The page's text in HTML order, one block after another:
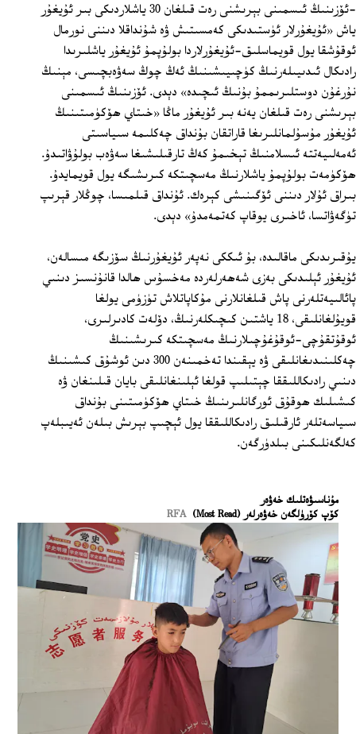
-ئۆزىنىڭ ئىسمىنى بېرىشنى رەت قىلغان 30 ياشلاردىكى بىر ئۇيغۇر
ياش «ئۇيغۇرلار ئۈستىدىكى كەمسىتىش ۋە شۇنداقلا دىننى نورمال
ئوقۇشقا يول قويماسلىق-ئۇيغۇرلاردا بولۇپمۇ ئۇيغۇر ياشلىرىدا
رادىكال ئىدىيىلەرنىڭ كۈچىيىشىنىڭ ئەڭ چوڭ سەۋەبچىسى، مېنىڭ
نۇرغۇن دوستلىرىممۇ بۇنىڭ ئىچىدە» دېدى. ئۆزىنىڭ ئىسمىنى
بېرىشنى رەت قىلغان يەنە بىر ئۇيغۇر ماڭا «خىتاي ھۆكۈمىتىنىڭ
ئۇيغۇر مۇسۇلمانلىرىغا قاراتقان بۇنداق چەكلىمە سىياسىتى
ئەمەلىيەتتە ئىسلامنىڭ تېخىمۇ كەڭ تارقىلىشىغا سەۋەب بولۇۋاتىدۇ.
ھۆكۈمەت بولۇپمۇ ياشلارنىڭ مەسچىتكە كىرىشىگە يول قويمايدۇ.
بىراق ئۇلار دىننى ئۆگىنىشى كېرەك. ئۇنداق قىلمىسا، چوڭلار قېرىپ
تۈگەۋاتسا، ئاخىرى يوقاپ كەتمەمدۇ» دېدى.
يۇقىرىدىكى ماقالىدە، بۇ ئىككى نەپەر ئۇيغۇرنىڭ سۆزىگە مىسالەن،
ئۇيغۇر ئېلىدىكى بەزى شەھەرلەردە مەخسۇس ھالدا قانۇنسىز دىنىي
پائالىيەتلەرنى پاش قىلغانلارنى مۇكاپاتلاش تۈزۈمى يولغا
قويۇلغانلىقى، 18 ياشتىن كىچىكلەرنىڭ، دۆلەت كادىرلىرى،
ئوقۇتقۇچى-ئوقۇغۇچىلارنىڭ مەسچىتكە كىرىشىنىڭ
چەكلىنىدىغانلىقى ۋە يېقىندا تەخمىنەن 300 دىن ئوشۇق كىشىنىڭ
دىنىي رادىكاللىققا چېتىلىپ قولغا ئېلىنغانلىقى بايان قىلىنغان ۋە
كىشىلىك ھوقۇق ئورگانلىرىنىڭ خىتاي ھۆكۈمىتىنى بۇنداق
سىياسەتلەر ئارقىلىق رادىكاللىققا يول ئېچىپ بېرىش بىلەن ئەيىبلەپ
كەلگەنلىكىنى بىلدۈرگەن.
ﻣﯘﻧﺎﺳﯩﯟﻩﺗﻠﯩﻚ ﺧﻪﯞﻩﺭ
كۆپ كۆرۈلگەن خەۋەرلەر (Most Read)
RFA